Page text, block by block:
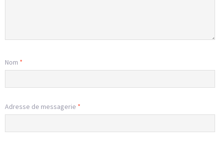
Nom *
Adresse de messagerie *